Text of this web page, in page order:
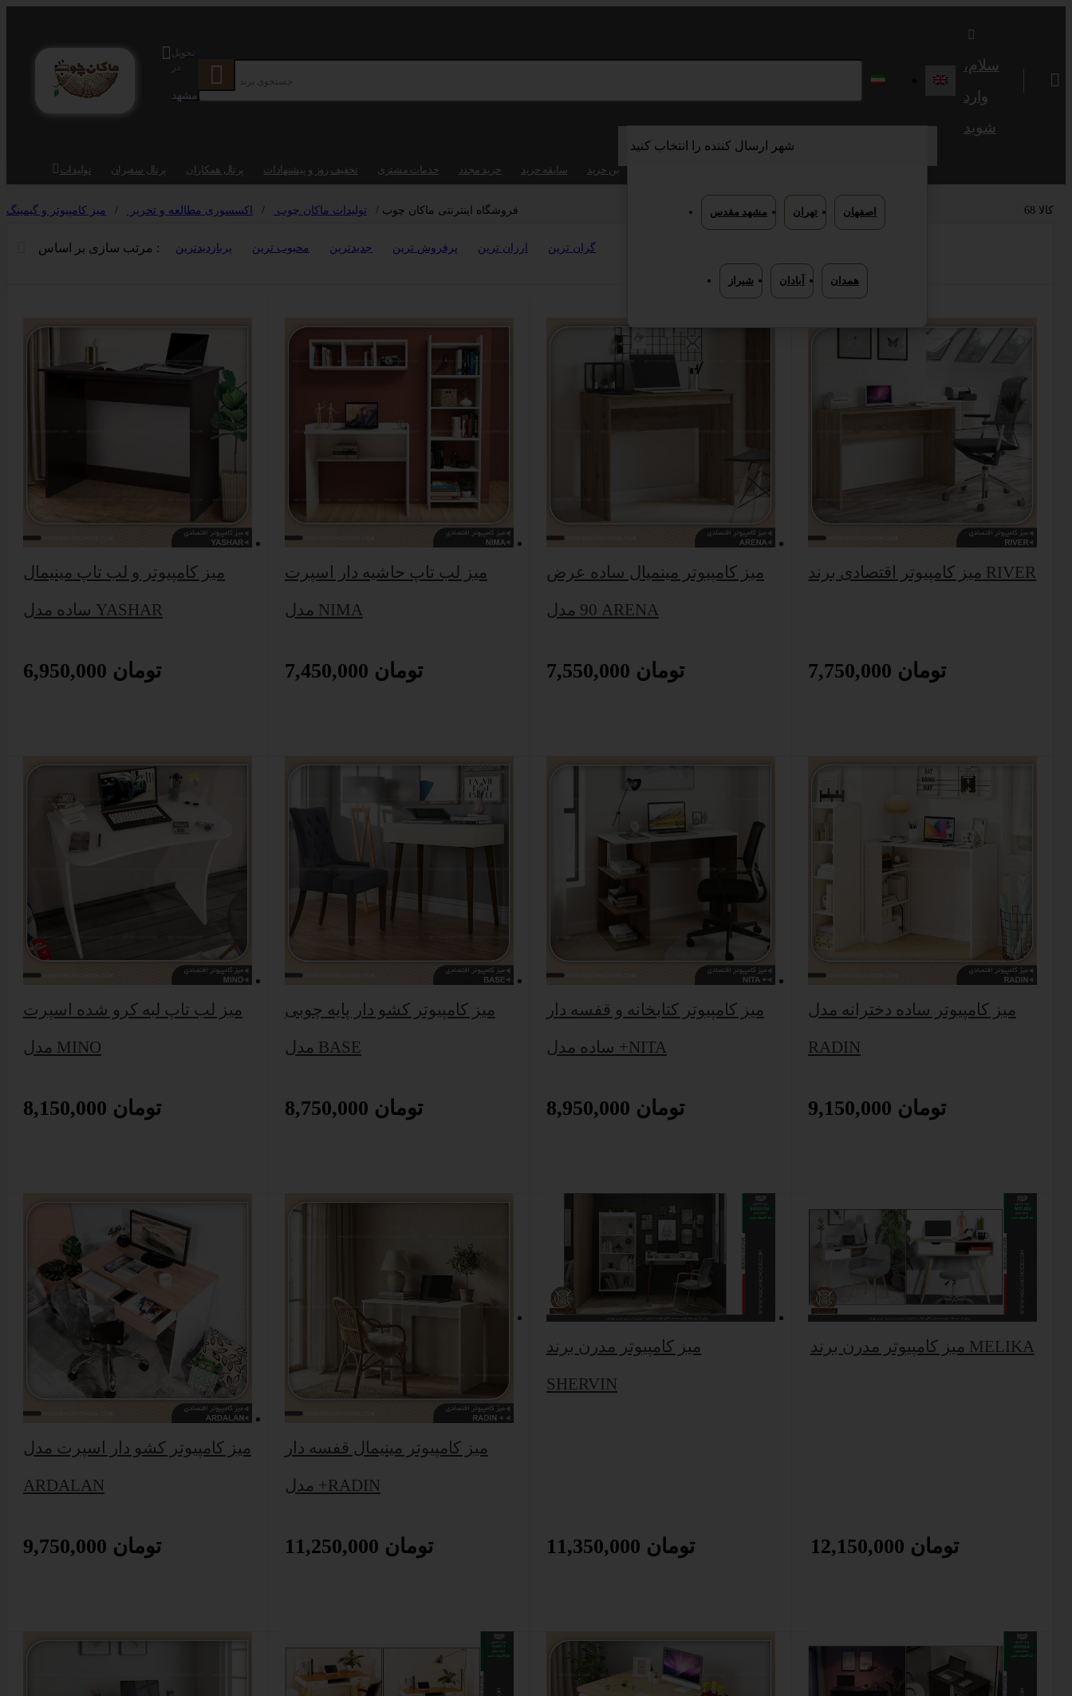
تحویل
در
مشهد
سلام،
وارد
شوید
شهر ارسال کننده را انتخاب کنید
مشهد مقدس تهران اصفهان
شیراز آبادان همدان
تولیدات پرتال سفیران پرتال همکاران تخفیف روز و پیشنهادات خدمات مشتری خرید مجدد سابقه خرید بن خرید
فروشگاه اینترنتی ماکان چوب / تولیدات ماکان چوب / اکسسوری مطالعه و تحریر / میز کامپیوتر و گیمینگ 68 کالا
مرتب سازی بر اساس : پربازدیدترین محبوب ترین جدیدترین پرفروش ترین ارزان ترین گران ترین
میز کامپیوتر و لب تاپ مینیمال
ساده مدل YASHAR
6,950,000 تومان
میز لب تاپ حاشیه دار اسپرت
مدل NIMA
7,450,000 تومان
میز کامپیوتر مینمیال ساده عرض
90 مدل ARENA
7,550,000 تومان
میز کامپیوتر اقتصادی برند RIVER
7,750,000 تومان
میز لب تاپ لبه کرو شده اسپرت
مدل MINO
8,150,000 تومان
میز کامپیوتر کشو دار پایه چوبی
مدل BASE
8,750,000 تومان
میز کامپیوتر کتابخانه و قفسه دار
ساده مدل +NITA
8,950,000 تومان
میز کامپیوتر ساده دخترانه مدل
RADIN
9,150,000 تومان
میز کامپیوتر کشو دار اسپرت مدل
ARDALAN
9,750,000 تومان
میز کامپیوتر مینیمال قفسه دار
مدل +RADIN
11,250,000 تومان
میز کامپیوتر مدرن برند
SHERVIN
11,350,000 تومان
میز کامپیوتر مدرن برند MELIKA
12,150,000 تومان